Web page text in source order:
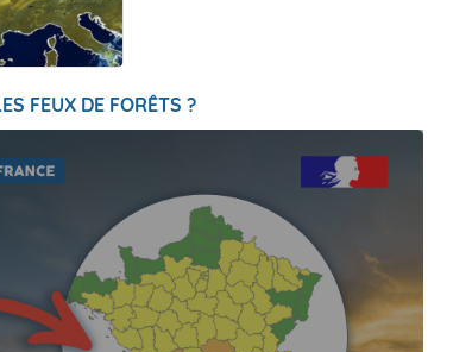
FEUX DE FORÊTS ?